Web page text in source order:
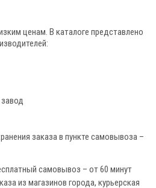
ценам. В каталоге представлено
заказа в пункте самовывоза –
самовывоз – от 60 минут
из магазинов города, курьерская